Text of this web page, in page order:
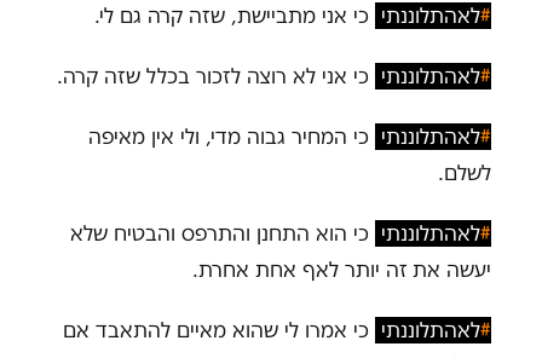
#לאהתלוננתי כי אני מתביישת, שזה קרה גם לי.
#לאהתלוננתי כי אני לא רוצה לזכור בכלל שזה קרה.
#לאהתלוננתי כי המחיר גבוה מדי, ולי אין מאיפה
לשלם.
#לאהתלוננתי כי הוא התחנן והתרפס והבטיח שלא
יעשה את זה יותר לאף אחת אחרת.
#לאהתלוננתי כי אמרו לי שהוא מאיים להתאבד אם